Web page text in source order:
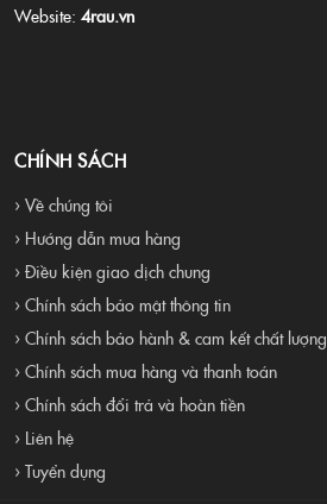
Website: 4rau.vn
CHÍNH SÁCH
› Về chúng tôi
› Hướng dẫn mua hàng
› Điều kiện giao dịch chung
› Chính sách bảo mật thông tin
› Chính sách bảo hành & cam kết chất lượng
› Chính sách mua hàng và thanh toán
› Chính sách đổi trả và hoàn tiền
› Liên hệ
› Tuyển dụng